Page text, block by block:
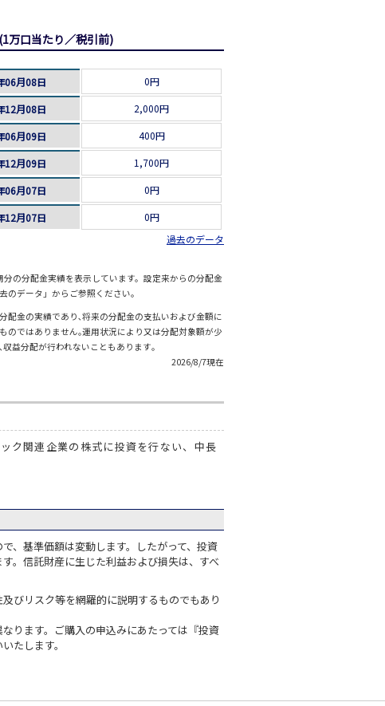
万口当たり／税引前)
06月08日 0円
12月08日 2,000円
06月09日 400円
12月09日 1,700円
06月07日 0円
12月07日
0円
過去のデータ
の分配金実績を表示しています。設定来からの分配金
のデータ」からご参照ください。
配金の実績であり､将来の分配金の支払いおよび金額に
のではありません｡運用状況により又は分配対象額が少
収益分配が行われないこともあります｡
2026/8/7現在
ク関連企業の株式に投資を行ない、中長
、基準価額は変動します。したがって、投資
。信託財産に生じた利益および損失は、すべ
びリスク等を網羅的に説明するものでもあり
ります。ご購入の申込みにあたっては『投資
たします。